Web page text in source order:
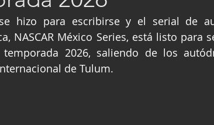
hizo para escribirse y el serial de
NASCAR México Series, está listo para
2026, saliendo de los
de Tulum.